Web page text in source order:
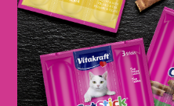
s drůbežím
s
s treskou a